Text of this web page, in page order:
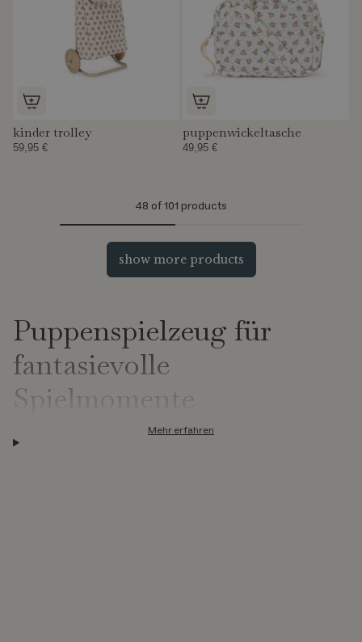
kinder trolley
59,95 €
puppenwickeltasche
49,95 €
48 of 101 products
show more products
Mehr erfahren
Puppenspielzeug für
fantasievolle
Spielmomente
Puppenspielzeug lädt Kinder dazu ein, in eigene kleine Welten